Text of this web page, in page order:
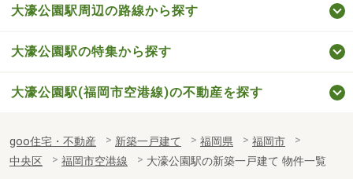
大濠公園駅周辺の路線から探す
大濠公園駅の特集から探す
大濠公園駅(福岡市空港線)の不動産を探す
goo住宅・不動産 新築一戸建て 福岡県
福岡市
中央区
福岡市空港線 大濠公園駅の新築一戸建て 物件一覧